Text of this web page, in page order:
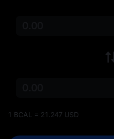
1 BCAL = 21.247 USD